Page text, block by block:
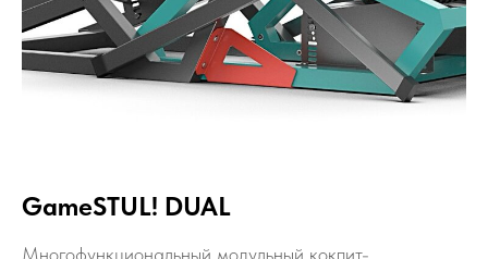
GameSTUL! DUAL
Многофункциональный модульный кокпит-